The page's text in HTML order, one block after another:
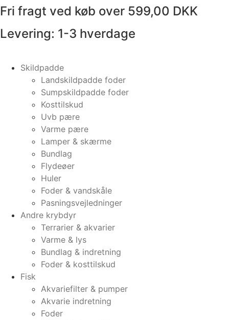
Videre
indhold
Fri fragt ved køb over 599,00 DKK
Levering: 1-3 hverdage
Skildpadde
Landskildpadde foder
Sumpskildpadde foder
Kosttilskud
Uvb pære
Varme pære
Lamper & skærme
Bundlag
Flydeøer
Huler
Foder & vandskåle
Pasningsvejledninger
Andre krybdyr
Terrarier & akvarier
Varme & lys
Bundlag & indretning
Foder & kosttilskud
Fisk
Akvariefilter & pumper
Akvarie indretning
Foder